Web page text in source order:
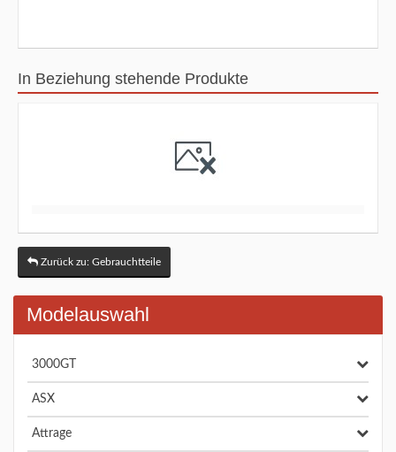
In Beziehung stehende Produkte
Zurück zu: Gebrauchtteile
Modelauswahl
3000GT
ASX
Attrage